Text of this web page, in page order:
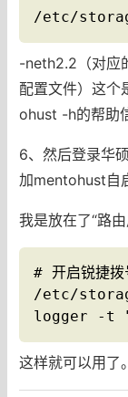
/etc/
-neth2.2（对应
配置文件）这个
ohust -h的帮助
6、然后登录华
加mentohust自
我是放在了“路由
# 开启锐捷拨
/etc/
logger -t "
这样就可以用了。